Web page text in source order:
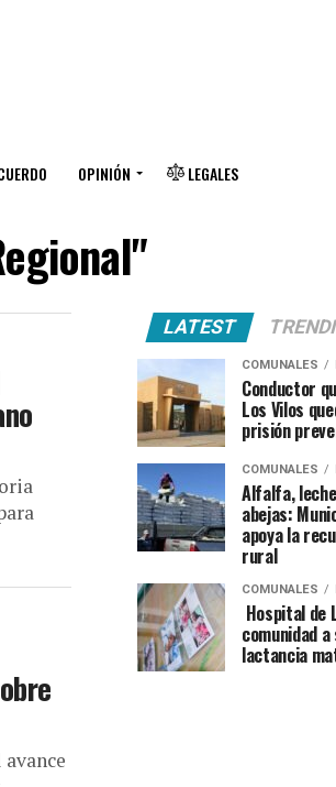
OPINIÓN LEGALES
LATEST
COMUNALES
Conductor
Los Vilos
prisión
COMUNALES
Alfalfa,
abejas:
apoya la
rural
COMUNALES
Hospital de
comunidad
lactancia